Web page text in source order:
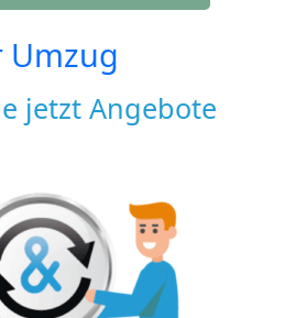
Umzug
jetzt Angebote